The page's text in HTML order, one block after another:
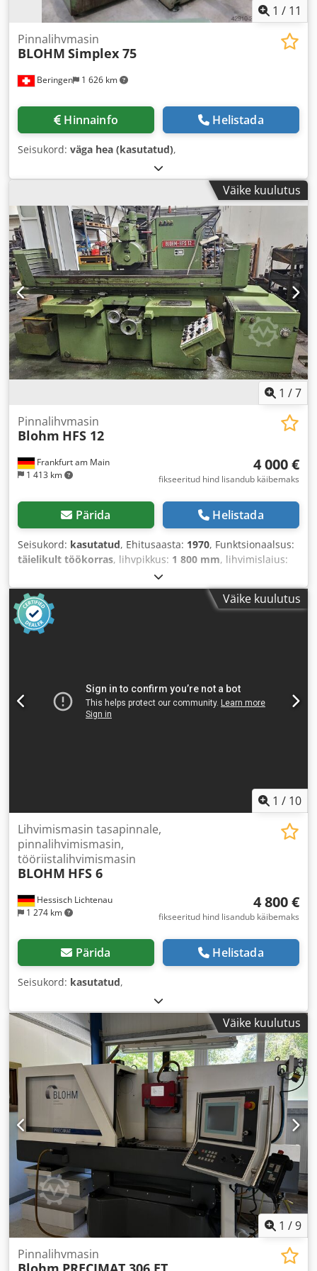
1 / 11
Beringen 1 626 km
Pinnalihvmasin
BLOHM Simplex 75
Hinnainfo Helistada
Seisukord: väga hea (kasutatud),
Väike kuulutus
1 /7
Frankfurt am Main
1 413 km
Pinnalihvmasin
Blohm HFS 12
4 000 €
fikseeritud hind lisandub käibemaks
Pärida Helistada
Seisukord: kasutatud, Ehitusaasta: 1970, Funktsionaalsus:
täielikult töökorras, lihvpikkus: 1 800 mm, lihvimislaius:
1 350 mm
Väike kuulutus
1 / 10
Hessisch Lichtenau
1 274 km
Lihvimismasin tasapinnale,
pinnalihvimismasin,
tööriistalihvimismasin
BLOHM HFS 6
4 800 €
fikseeritud hind lisandub käibemaks
Pärida Helistada
Seisukord: kasutatud,
Väike kuulutus
1 /9
Pinnalihvmasin